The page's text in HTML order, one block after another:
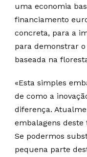
uma economia
financiamento
concreta, para a
para demonstrar
baseada na
«Esta simples
de como a
diferença.
embalagens deste
Se podermos
pequena parte